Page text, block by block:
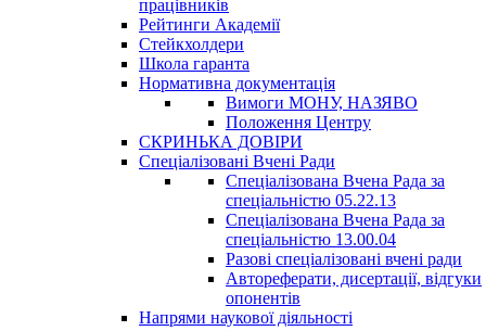
працівників
Рейтинги Академії
Стейкхолдери
Школа гаранта
Нормативна документація
Вимоги МОНУ, НАЗЯВО
Положення Центру
СКРИНЬКА ДОВІРИ
Спеціалізовані Вчені Ради
Спеціалізована Вчена Рада за
спеціальністю 05.22.13
Спеціалізована Вчена Рада за
спеціальністю 13.00.04
Разові спеціалізовані вчені ради
Автореферати, дисертації, відгуки
опонентів
Напрями наукової діяльності